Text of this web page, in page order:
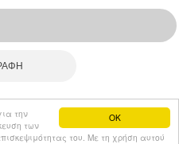
OK
την
των
του. Με τη χρήση αυτού
All rights reserved